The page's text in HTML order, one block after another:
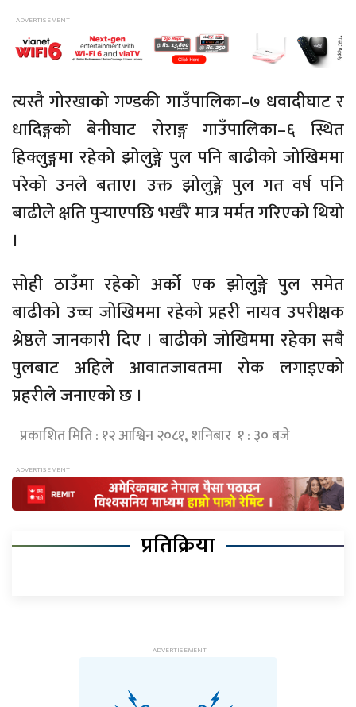
त्यस्तै गोरखाको गण्डकी गाउँपालिका–७ धवादीघाटर
धादिङ्गको बेनीघाट रोराङ्ग गाउँपालिका–६ स्थित
हिक्लुङ्गमा रहेको झोलुङ्गे पुल पनि बाढीको जोखिममा
परेको उनले बताए। उक्त झोलुङ्गे पुल गत वर्ष पनि
बाढीले क्षति पुर्‍याएपछि भर्खरै मात्र मर्मत गरिएको थियो
।
सोही ठाउँमा रहेको अर्को एक झोलुङ्गे पुल समेत
बाढीको उच्च जोखिममा रहेको प्रहरीनायव उपरीक्षक
श्रेष्ठले जानकारी दिए । बाढीको जोखिममा रहेका सबै
पुलबाट अहिले आवातजावतमारोक लगाइएको
प्रहरीले जनाएको छ ।
प्रकाशित मिति : १२ आश्विन २०८१, शनिबार १ : ३० बजे
प्रतिक्रिया